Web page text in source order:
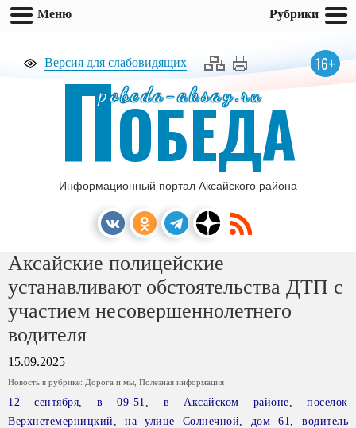
Версия для слабовидящих 16+
pobeda-aksay.ru
ПОБЕДА
Информационный портал Аксайского района
Аксайские полицейские
устанавливают обстоятельства ДТП с
участием несовершеннолетнего
водителя
15.09.2025
Новость в рубрике: Дорога и мы Полезная информация
12 сентября, в 09-51, в Аксайском районе, поселок
Верхнетемерницкий, на улице Солнечной, дом 61, водитель
Меню Рубрики